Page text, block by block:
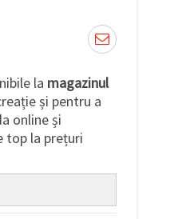
la magazinul
și pentru a
online și
top la prețuri